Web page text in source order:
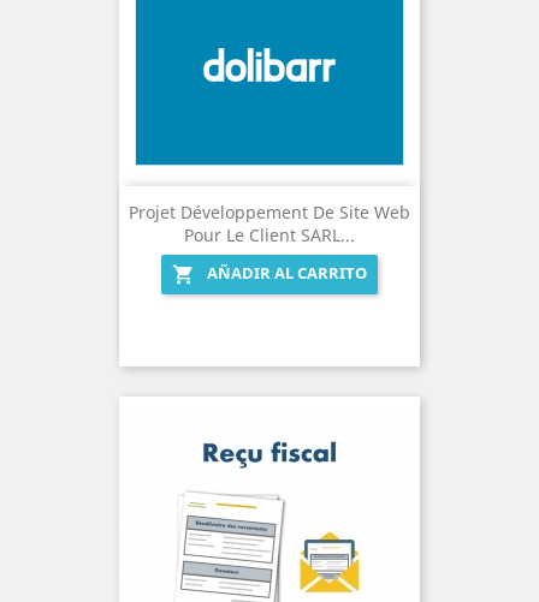
Projet Développement De Site Web
Pour Le Client SARL...

AÑADIR AL CARRITO